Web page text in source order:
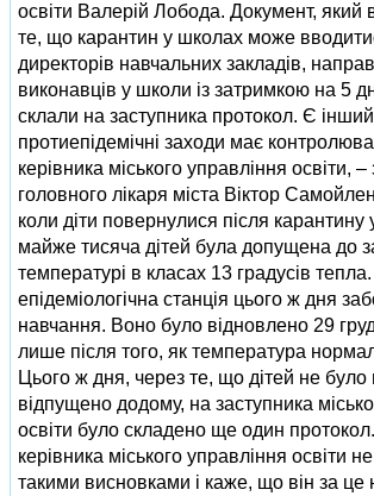
освіти Валерій Лобода. Документ, який
те, що карантин у школах може
директорів навчальних закладів,
виконавців у школи із затримкою на 5
склали на заступника протокол. Є
протиепідемічні заходи має
керівника міського управління освіти,
головного лікаря міста Віктор
коли діти повернулися після
майже тисяча дітей була допущена до
температурі в класах 13 градусів
епідеміологічна станція цього ж дня
навчання. Воно було відновлено 29
лише після того, як температура
Цього ж дня, через те, що дітей не було
відпущено додому, на заступника
освіти було складено ще один
керівника міського управління освіти
такими висновками і каже, що він за це